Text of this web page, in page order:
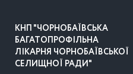
КНП "ЧОРНОБАЇВСЬКА
БАГАТОПРОФІЛЬНА
ЛІКАРНЯ ЧОРНОБАЇВСЬКОЇ
СЕЛИЩНОЇ РАДИ"